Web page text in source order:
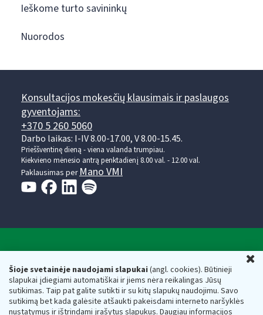
Šioje svetainėje naudojami slapukai(angl. cookies). Būtinieji
slapukai įdiegiami automatiškai ir jiems nėra reikalingas Jūsų
sutikimas. Taip pat galite sutikti ir su kitų slapukų naudojimu. Savo
sutikimą bet kada galėsite atšaukti pakeisdami interneto naršyklės
nustatymus ir ištrindami įrašytus slapukus. Daugiau informacijos
Ieškome turto savininkų
Nuorodos
Konsultacijos mokesčių klausimais ir paslaugos
gyventojams:
+370 5 260 5060
Darbo laikas: I-IV 8.00-17.00, V 8.00-15.45.
Prieššventinę dieną - viena valanda trumpiau.
Kiekvieno mėnesio antrą penktadienį 8.00 val. - 12.00 val.
Paklausimas per Mano VMI
Respublikos finansų ministerijos
Biudžetinė įstaiga. Juridinio asmens kodas — 188659752,
adresas: Vasario 16-osios g. 14, 01107 Vilnius, Lietuva, el.paštas:
vmi@vmi.lt, E. pristatymo dėžutės adresas 188659752